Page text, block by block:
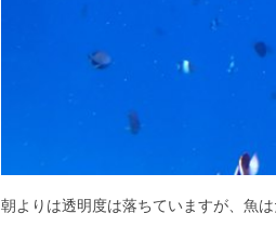
朝よりは透明度は落ちていますが、魚